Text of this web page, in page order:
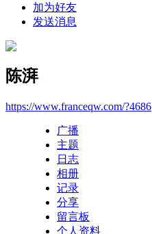
加为好友
发送消息
陈湃
https://www.franceqw.com/?4686
广播
主题
日志
相册
记录
分享
留言板
个人资料